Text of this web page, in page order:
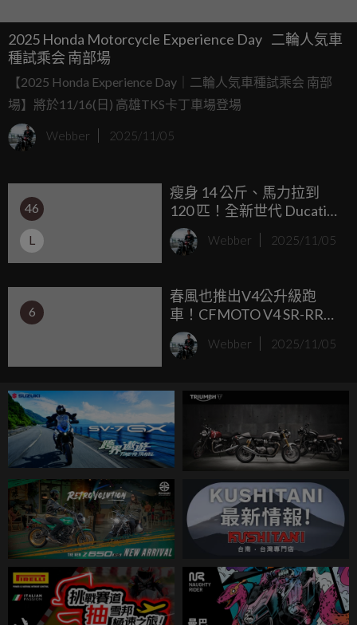
2025 Honda Motorcycle Experience Day 二輪人気車
種試乘会 南部場
【2025 Honda Experience Day｜二輪人気車種試乘会 南部
場】將於11/16(日) 高雄TKS卡丁車場登場
Webber 2025/11/05
46
L
瘦身 14 公斤、馬力拉到
120 匹！全新世代 Ducati
Hypermotard V2 更適合在
街道上壞壞
Webber 2025/11/05
6
春風也推出V4公升級跑
車！CFMOTO V4 SR-RR
Prototype 有210匹以上馬
力 甚至配有會動的翅膀
Webber 2025/11/05